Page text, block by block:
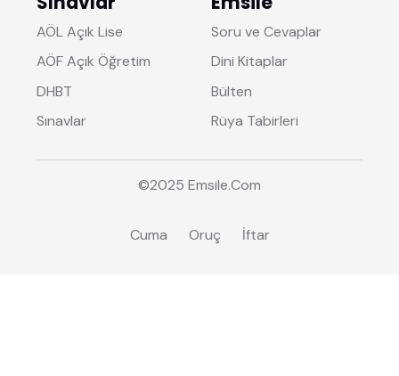
AÖL Açık Lise
AÖF Açık Öğretim
DHBT
Sınavlar
Soru ve Cevaplar
Dini Kitaplar
Bülten
Rüya Tabirleri
©2025 Emsile.Com
Cuma Oruç İftar